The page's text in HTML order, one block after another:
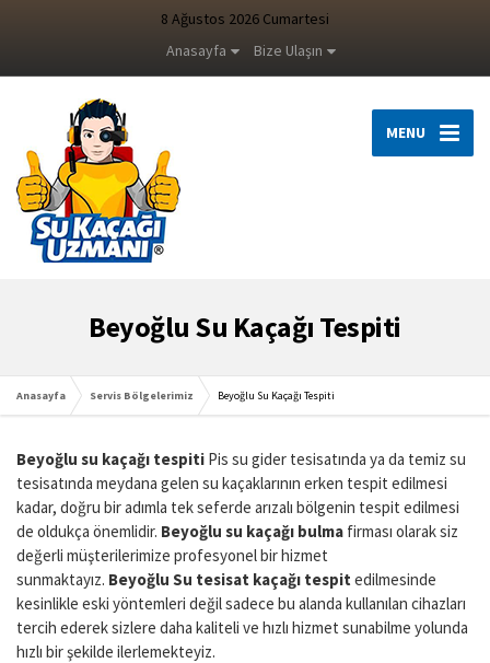
8 Ağustos 2026 Cumartesi
Anasayfa
Bize Ulaşın
MENU
Beyoğlu Su Kaçağı Tespiti
Anasayfa Servis Bölgelerimiz Beyoğlu Su Kaçağı Tespiti
Beyoğlu su kaçağı tespiti Pis su gider tesisatında ya da temiz su
tesisatında meydana gelen su kaçaklarının erken tespit edilmesi
kadar, doğru bir adımla tek seferde arızalı bölgenin tespit edilmesi
de oldukça önemlidir. Beyoğlu su kaçağı bulma firması olarak siz
değerli müşterilerimize profesyonel bir hizmet
sunmaktayız. Beyoğlu Su tesisat kaçağı tespit edilmesinde
kesinlikle eski yöntemleri değil sadece bu alanda kullanılan cihazları
tercih ederek sizlere daha kaliteli ve hızlı hizmet sunabilme yolunda
hızlı bir şekilde ilerlemekteyiz.